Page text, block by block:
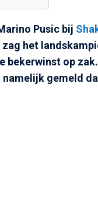
Pusic bij
het
bekerwinst op
namelijk gemeld